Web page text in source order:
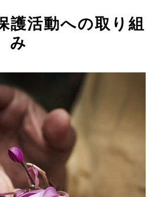
護活動への取り組
み